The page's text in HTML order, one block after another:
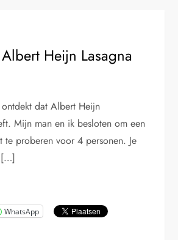
Heijn Lasagna
dat Albert Heijn
Mijn man en ik besloten om een
te proberen voor 4 personen. Je
[…]
WhatsApp